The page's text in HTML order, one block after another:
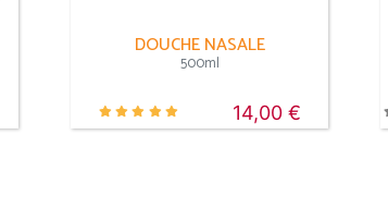
DOUCHE NASALE
500ml
14,00 €